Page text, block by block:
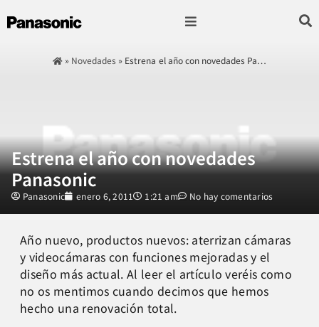
» Novedades » Estrena el año con novedades Pa…
Estrena el año con novedades
Panasonic
Panasonic enero 6, 2011 1:21 am No hay comentarios
Año nuevo, productos nuevos: aterrizan cámaras
y videocámaras con funciones mejoradas y el
diseño más actual. Al leer el artículo veréis como
no os mentimos cuando decimos que hemos
hecho una renovación total.